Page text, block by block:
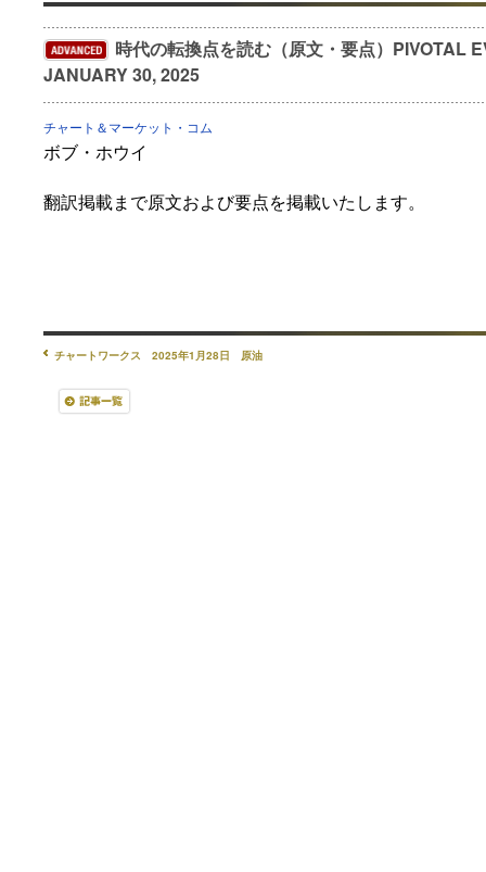
時代の転換点を読む（原文・要点）
JANUARY 30, 2025
チャート＆マーケット・コム
ボブ・ホウイ
翻訳掲載まで原文および要点を掲載いたします。
チャートワークス 2025年1月28日 原油